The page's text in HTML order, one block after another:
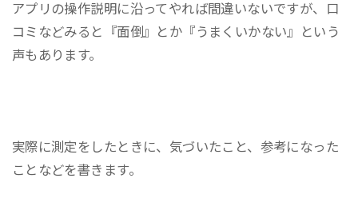
アプリの操作説明に沿ってやれば間違いないですが、口
コミなどみると『面倒』とか『うまくいかない』という
声もあります。
実際に測定をしたときに、気づいたこと、参考になった
ことなどを書きます。